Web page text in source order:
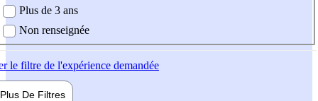
Plus de 3 ans
Non renseignée
le filtre de l'expérience demandée
Plus De Filtres